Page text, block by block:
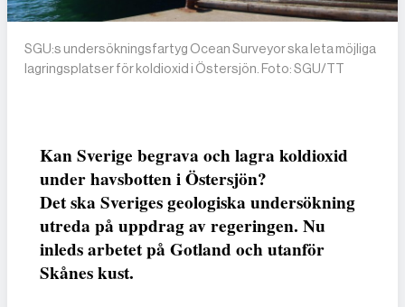
SGU:s undersökningsfartyg Ocean Surveyor ska leta möjliga
lagringsplatser för koldioxid i Östersjön. Foto: SGU/TT
Kan Sverige begrava och lagra koldioxid
under havsbotten i Östersjön?
Det ska Sveriges geologiska undersökning
utreda på uppdrag av regeringen. Nu
inleds arbetet på Gotland och utanför
Skånes kust.